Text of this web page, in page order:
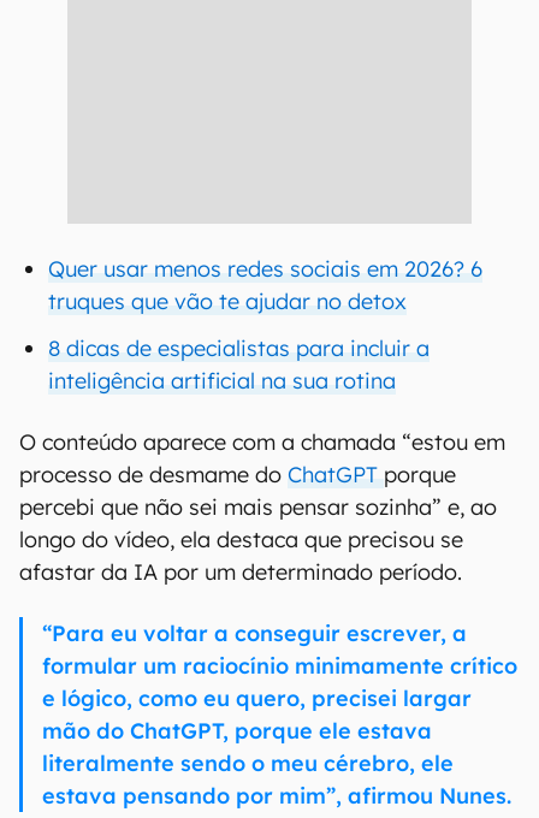
Quer usar menos redes sociais em 2026? 6
truques que vão te ajudar no detox
8 dicas de especialistas para incluir a
inteligência artificial na sua rotina
O conteúdo aparece com a chamada “estou em
processo de desmame do ChatGPT porque
percebi que não sei mais pensar sozinha” e, ao
longo do vídeo, ela destaca que precisou se
afastar da IA por um determinado período.
“Para eu voltar a conseguir escrever, a
formular um raciocínio minimamente crítico
e lógico, como eu quero, precisei largar
mão do ChatGPT, porque ele estava
literalmente sendo o meu cérebro, ele
estava pensando por mim”, afirmou Nunes.